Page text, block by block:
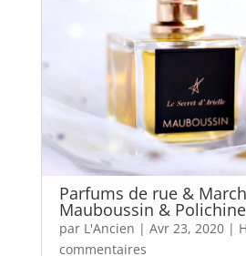
Parfums de rue &
Mauboussin &
par L'Ancien | Avr 23, 2020|
commentaires